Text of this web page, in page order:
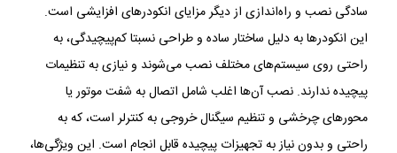
سادگی نصب و راه‌اندازی از دیگر مزایای انکودرهای افزایشی است.
این انکودرها به دلیل ساختار ساده و طراحی نسبتا کم‌پیچیدگی، به
راحتی روی سیستم‌های مختلف نصب می‌شوند و نیازی به تنظیمات
پیچیده ندارند. نصب آن‌ها اغلب شامل اتصال به شفت موتور یا
محورهای چرخشی و تنظیم سیگنال خروجی به کنترلر است، که به
راحتی و بدون نیاز به تجهیزات پیچیده قابل انجام است. این ویژگی‌ها،